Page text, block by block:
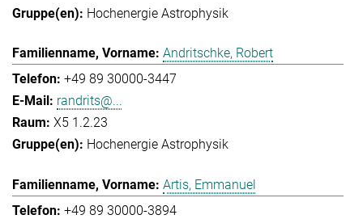
Hochenergie Astrophysik
Andritschke, Robert
+49 89 30000-3447
randrits@...
X5 1.2.23
Hochenergie Astrophysik
Artis, Emmanuel
+49 89 30000-3894